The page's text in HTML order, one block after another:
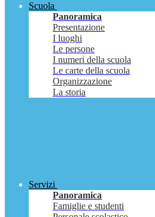
Scuola
Panoramica
Presentazione
I luoghi
Le persone
I numeri della scuola
Le carte della scuola
Organizzazione
La storia
Servizi
Panoramica
Famiglie e studenti